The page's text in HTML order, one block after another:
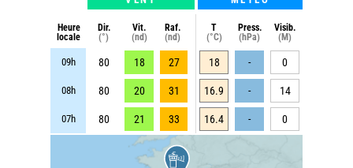
Heure
locale
Dir.
(°)
Vit.
(nd)
Raf.
(nd)
T
(°C)
Press.
(hPa)
Visib.
(M)
09h 80 18 27 18 - 0
08h 80 20 31 16.9 - 14
07h 80 21 33 16.4 - 0